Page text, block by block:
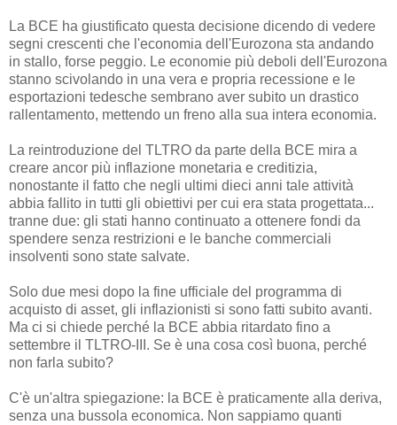
La BCE ha giustificato questa decisione dicendo di vedere
segni crescenti che l'economia dell'Eurozona sta andando
in stallo, forse peggio. Le economie più deboli dell'Eurozona
stanno scivolando in una vera e propria recessione e le
esportazioni tedesche sembrano aver subito un drastico
rallentamento, mettendo un freno alla sua intera economia.
La reintroduzione del TLTRO da parte della BCE mira a
creare ancor più inflazione monetaria e creditizia,
nonostante il fatto che negli ultimi dieci anni tale attività
abbia fallito in tutti gli obiettivi per cui era stata progettata...
tranne due: gli stati hanno continuato a ottenere fondi da
spendere senza restrizioni e le banche commerciali
insolventi sono state salvate.
Solo due mesi dopo la fine ufficiale del programma di
acquisto di asset, gli inflazionisti si sono fatti subito avanti.
Ma ci si chiede perché la BCE abbia ritardato fino a
settembre il TLTRO-III. Se è una cosa così buona, perché
non farla subito?
C'è un'altra spiegazione: la BCE è praticamente alla deriva,
senza una bussola economica. Non sappiamo quanti